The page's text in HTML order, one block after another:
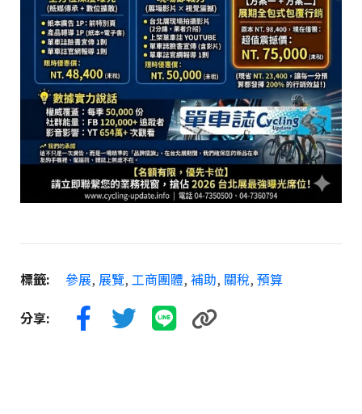
標籤: 參展, 展覽, 工商團體, 補助, 關稅, 預算
分享: